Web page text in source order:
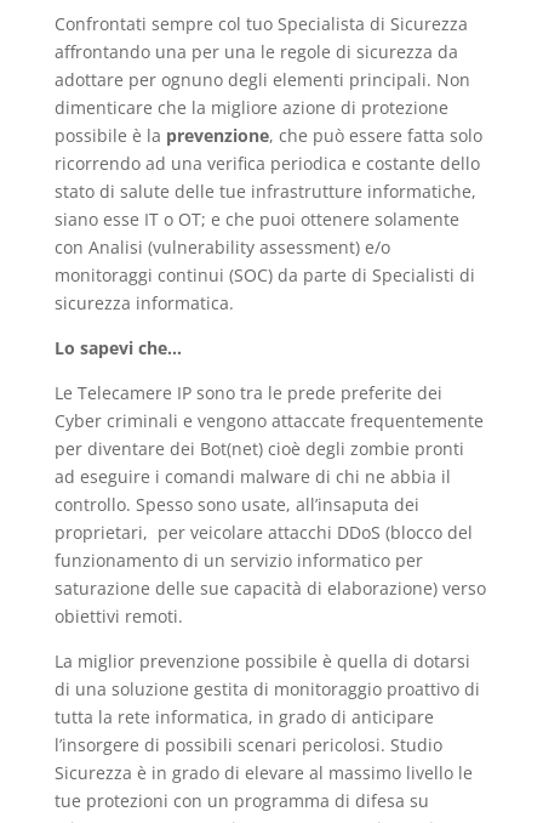
Confrontati sempre col tuo Specialista di Sicurezza
affrontando una per una le regole di sicurezza da
adottare per ognuno degli elementi principali. Non
dimenticare che la migliore azione di protezione
possibile è la prevenzione, che può essere fatta solo
ricorrendo ad una verifica periodica e costante dello
stato di salute delle tue infrastrutture informatiche,
siano esse IT o OT; e che puoi ottenere solamente
con Analisi (vulnerability assessment) e/o
monitoraggi continui (SOC) da parte di Specialisti di
sicurezza informatica.
Lo sapevi che…
Le Telecamere IP sono tra le prede preferite dei
Cyber criminali e vengono attaccate frequentemente
per diventare dei Bot(net) cioè degli zombie pronti
ad eseguire i comandi malware di chi ne abbia il
controllo. Spesso sono usate, all’insaputa dei
proprietari, per veicolare attacchi DDoS (blocco del
funzionamento di un servizio informatico per
saturazione delle sue capacità di elaborazione) verso
obiettivi remoti.
La miglior prevenzione possibile è quella di dotarsi
di una soluzione gestita di monitoraggio proattivo di
tutta la rete informatica, in grado di anticipare
l’insorgere di possibili scenari pericolosi. Studio
Sicurezza è in grado di elevare al massimo livello le
tue protezioni con un programma di difesa su